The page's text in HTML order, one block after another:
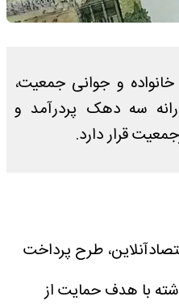
و جوانی جمعیت،
سه دهک پردرآمد و
قرار دارد.
طرح پرداخت
با هدف حمایت از